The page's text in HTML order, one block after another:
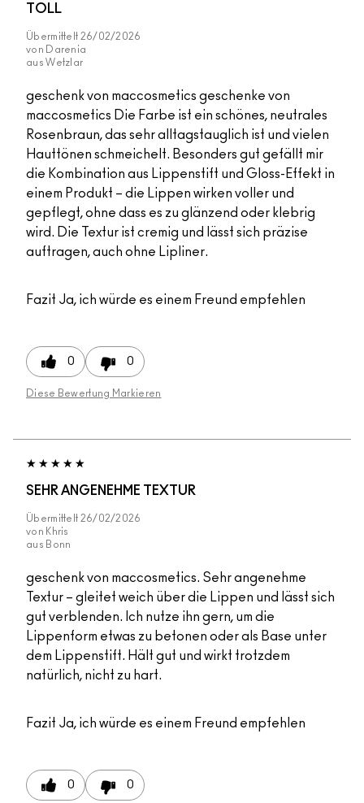
TOLL
Übermittelt 26/02/2026
von
Darenia
aus Wetzlar
geschenk von maccosmetics geschenke von
maccosmetics Die Farbe ist ein schönes, neutrales
Rosenbraun, das sehr alltagstauglich ist und vielen
Hauttönen schmeichelt. Besonders gut gefällt mir
die Kombination aus Lippenstift und Gloss-Effekt in
einem Produkt – die Lippen wirken voller und
gepflegt, ohne dass es zu glänzend oder klebrig
wird. Die Textur ist cremig und lässt sich präzise
auftragen, auch ohne Lipliner.
Fazit Ja, ich würde es einem Freund empfehlen
0 0
Diese Bewertung Markieren
SEHR ANGENEHME TEXTUR
Übermittelt 26/02/2026
von Khris
aus Bonn
geschenk von maccosmetics. Sehr angenehme
Textur – gleitet weich über die Lippen und lässt sich
gut verblenden. Ich nutze ihn gern, um die
Lippenform etwas zu betonen oder als Base unter
dem Lippenstift. Hält gut und wirkt trotzdem
natürlich, nicht zu hart.
Fazit Ja, ich würde es einem Freund empfehlen
0 0